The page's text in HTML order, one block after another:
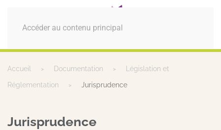
Accéder au contenu principal
MENU
Accueil Documentation Législation et
Réglementation Jurisprudence
Jurisprudence